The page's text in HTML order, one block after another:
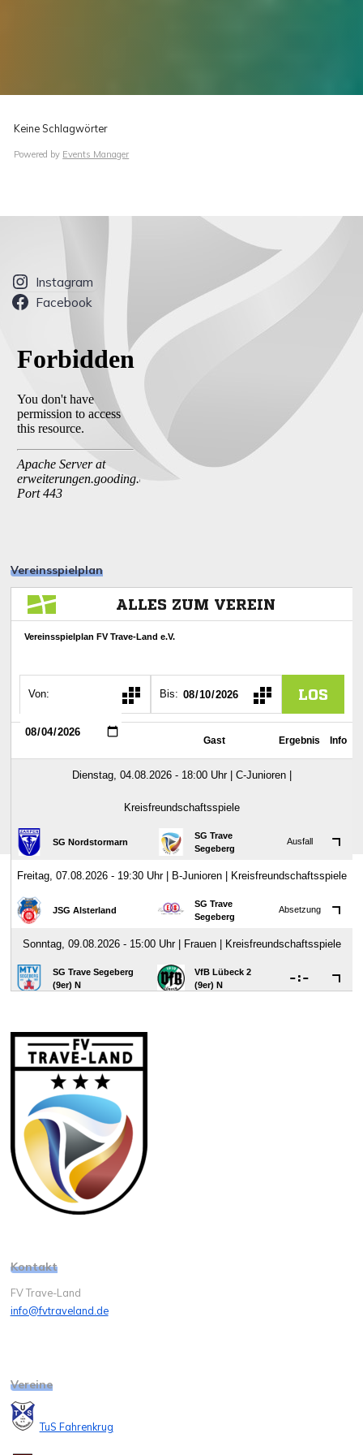
Keine Schlagwörter
Powered by Events Manager
Instagram
Facebook
Vereinsspielplan
Kontakt
FV Trave-Land
info@fvtraveland.de
Vereine
TuS Fahrenkrug